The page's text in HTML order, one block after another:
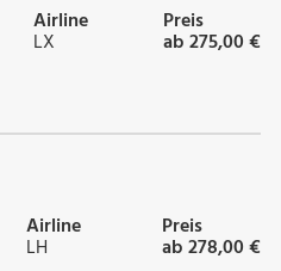
Airline
LX
Preis
ab 275,00 €
Airline
LH
Preis
ab 278,00 €